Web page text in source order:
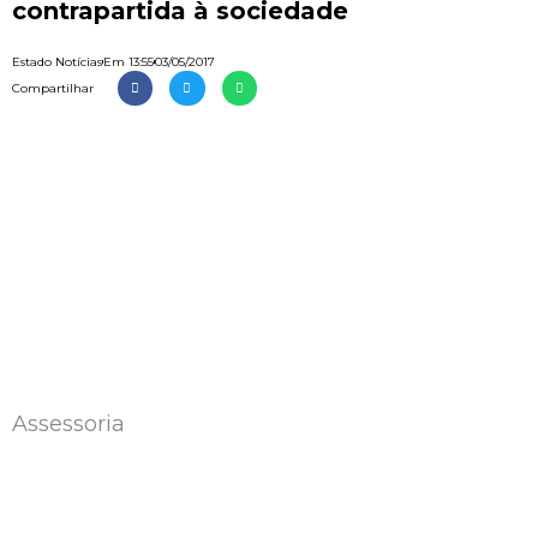
contrapartida à sociedade
Estado NotíciasEm 13:5503/05/2017
Compartilhar
Assessoria